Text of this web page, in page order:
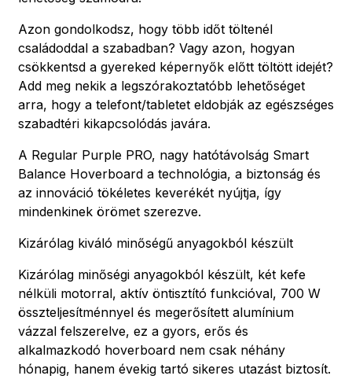
Azon gondolkodsz, hogy több időt töltenél
családoddal a szabadban? Vagy azon, hogyan
csökkentsd a gyereked képernyők előtt töltött idejét?
Add meg nekik a legszórakoztatóbb lehetőséget
arra, hogy a telefont/tabletet eldobják az egészséges
szabadtéri kikapcsolódás javára.
A Regular Purple PRO, nagy hatótávolság Smart
Balance Hoverboard a technológia, a biztonság és
az innováció tökéletes keverékét nyújtja, így
mindenkinek örömet szerezve.
Kizárólag kiváló minőségű anyagokból készült
Kizárólag minőségi anyagokból készült, két kefe
nélküli motorral, aktív öntisztító funkcióval, 700 W
összteljesítménnyel és megerősített alumínium
vázzal felszerelve, ez a gyors, erős és
alkalmazkodó hoverboard nem csak néhány
hónapig, hanem évekig tartó sikeres utazást biztosít.